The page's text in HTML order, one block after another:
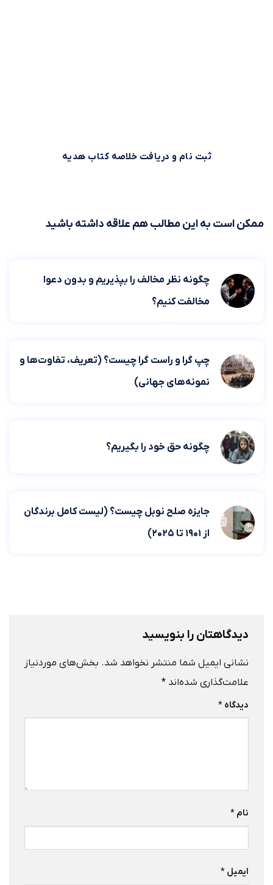
ثبت نام و دریافت خلاصه کتاب هدیه
ممکن است به این مطالب هم علاقه داشته باشید
چگونه نظر مخالف را بپذیریم و بدون دعوا
مخالفت کنیم؟
چپ گرا و راست گرا چیست؟ (تعریف، تفاوت‌ها و
نمونه‌های جهانی)
چگونه حق خود را بگیریم؟
جایزه صلح نوبل چیست؟ (لیست کامل برندگان
از ۱۹۰۱ تا ۲۰۲۵)
دیدگاهتان را بنویسید
نشانی ایمیل شما منتشر نخواهد شد. بخش‌های موردنیاز
علامت‌گذاری شده‌اند *
دیدگاه *
نام *
ایمیل *